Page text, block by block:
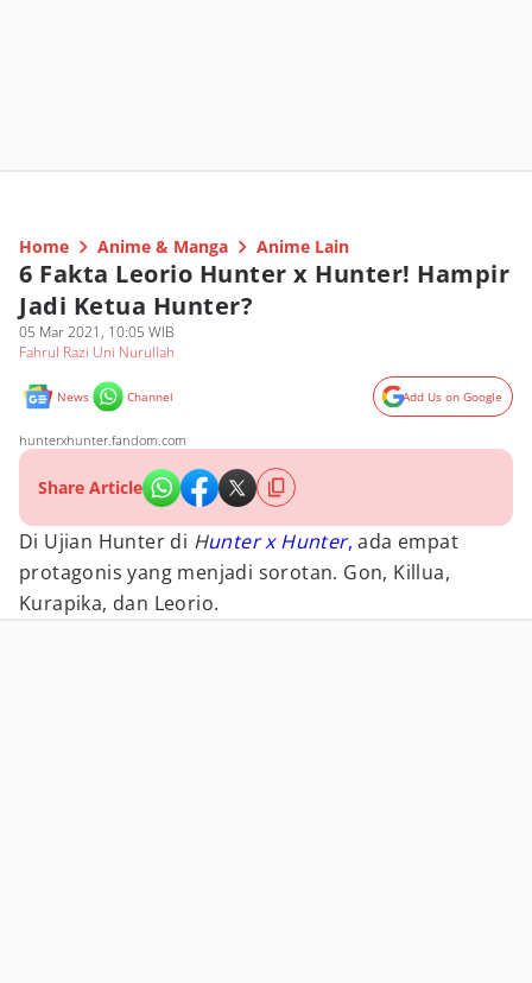
Home Anime & Manga Anime Lain
6 Fakta Leorio Hunter x Hunter! Hampir
Jadi Ketua Hunter?
05 Mar 2021, 10:05 WIB
Fahrul Razi Uni Nurullah
News Channel Add Us on Google
hunterxhunter.fandom.com
Share Article
Di Ujian Hunter di Hunter x Hunter, ada empat
protagonis yang menjadi sorotan. Gon, Killua,
Kurapika, dan Leorio.